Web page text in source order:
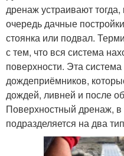
дренаж устраивают
очередь дачные
стоянка или подвал.
с тем, что вся система
поверхности. Эта
дождеприёмников,
дождей, ливней и после
Поверхностный дренаж,
подразделяется на два